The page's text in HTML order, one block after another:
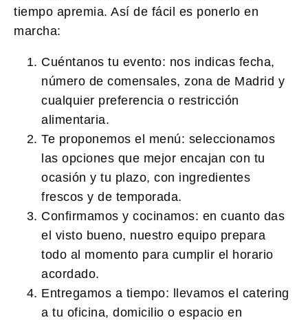
tiempo apremia. Así de fácil es ponerlo en
marcha:
Cuéntanos tu evento: nos indicas fecha,
número de comensales, zona de Madrid y
cualquier preferencia o restricción
alimentaria.
Te proponemos el menú: seleccionamos
las opciones que mejor encajan con tu
ocasión y tu plazo, con ingredientes
frescos y de temporada.
Confirmamos y cocinamos: en cuanto das
el visto bueno, nuestro equipo prepara
todo al momento para cumplir el horario
acordado.
Entregamos a tiempo: llevamos el catering
a tu oficina, domicilio o espacio en